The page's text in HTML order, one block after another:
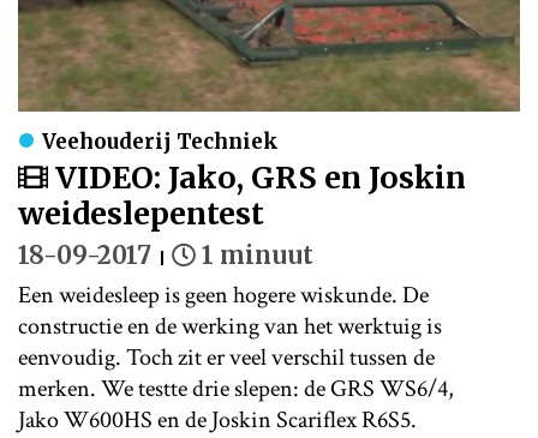
Veehouderij Techniek
VIDEO: Jako, GRS en Joskin
weideslepentest
18-09-2017 1 minuut
Een weidesleep is geen hogere wiskunde. De
constructie en de werking van het werktuig is
eenvoudig. Toch zit er veel verschil tussen de
merken. We testte drie slepen: de GRS WS6/4,
Jako W600HS en de Joskin Scariflex R6S5.